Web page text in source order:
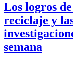
Los logros
reciclaje y
semana